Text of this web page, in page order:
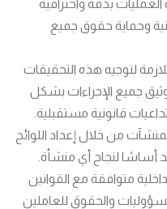
بدقة واحترافية
وحماية حقوق جميع
لتوجيه هذه التحقيقات
جميع الإجراءات بشكل
قانونية مستقبلية.
من خلال إعداد اللوائح
أساسًا لنجاح أي منشأة.
متوافقة مع القوانين
والحقوق للعاملين